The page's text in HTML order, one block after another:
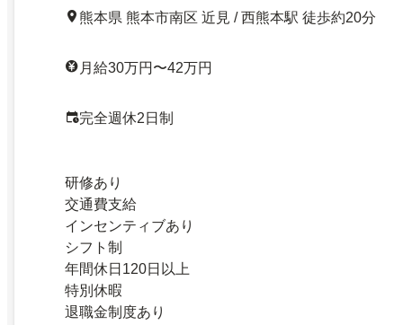
熊本県 熊本市南区 近見 / 西熊本駅 徒歩約20分
月給30万円〜42万円
完全週休2日制
研修あり
交通費支給
インセンティブあり
シフト制
年間休日120日以上
特別休暇
退職金制度あり